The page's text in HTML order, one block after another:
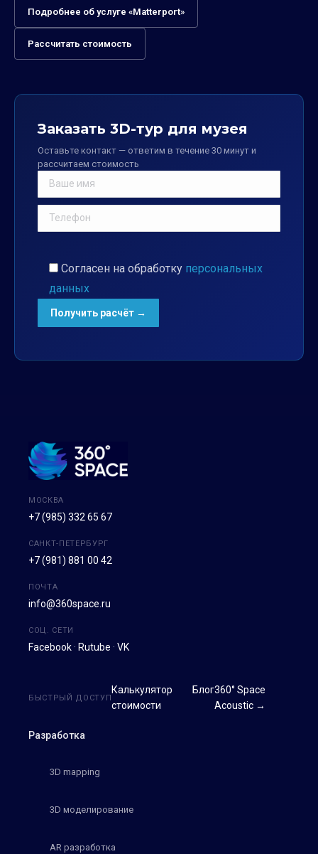
Подробнее об услуге «Matterport»
Рассчитать стоимость
Заказать 3D-тур для музея
Оставьте контакт — ответим в течение 30 минут и
рассчитаем стоимость
Согласен на обработку персональных
данных
МОСКВА
+7 (985) 332 65 67
САНКТ-ПЕТЕРБУРГ
+7 (981) 881 00 42
ПОЧТА
info@360space.ru
СОЦ. СЕТИ
Facebook · Rutube · VK
Разработка
3D mapping
3D моделирование
AR разработка
БЫСТРЫЙ ДОСТУП
Калькулятор
стоимости
Блог360° Space
Acoustic →